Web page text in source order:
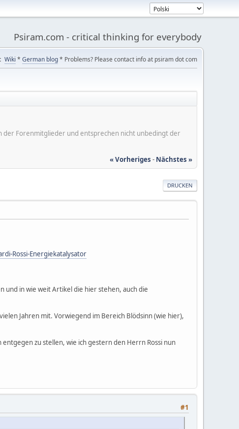
Psiram.com - critical thinking for everybody
Wiki * German blog* Problems? Please contact info at psiram dot com
der Forenmitglieder und entsprechen nicht unbedingt der
« Vorheriges - Nächstes »
DRUCKEN
Rossi-Energiekatalysator
in wie weit Artikel die hier stehen, auch die
Jahren mit. Vorwiegend im Bereich Blödsinn (wie hier),
zu stellen, wie ich gestern den Herrn Rossi nun
#1